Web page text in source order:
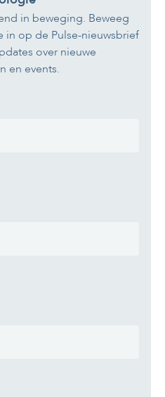
in beweging. Beweeg
in op de Pulse-nieuwsbrief
over nieuwe
en events.